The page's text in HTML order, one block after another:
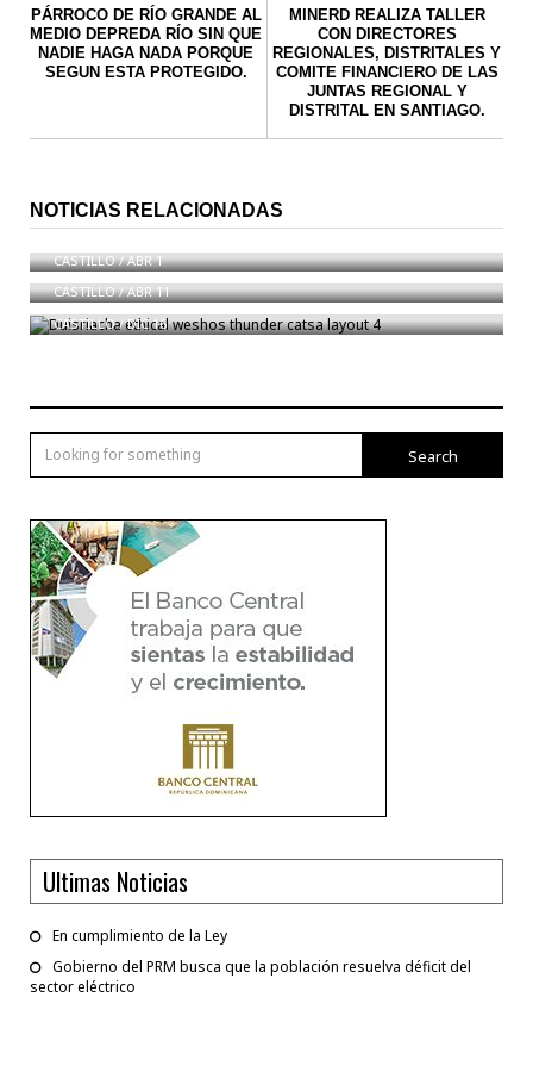
PÁRROCO DE RÍO GRANDE AL
MEDIO DEPREDA RÍO SIN QUE
NADIE HAGA NADA PORQUE
SEGUN ESTA PROTEGIDO.
MINERD REALIZA TALLER
CON DIRECTORES
REGIONALES, DISTRITALES Y
COMITE FINANCIERO DE LAS
JUNTAS REGIONAL Y
DISTRITAL EN SANTIAGO.
NOTICIAS RELACIONADAS
PRESIDENTE DANILO MEDINA SE ”SACRIFICARÁ”
AL NO PERMITIR REELECCIÓN PRESIDENCIAL
CASTILLO/ABR 1
Leonel Fernández ‘‘no permitirá’’ nueva reforma a la
Constitución
CASTILLO/ABR 11
Duisriacha ethical weshos thunder catsa layout 4
CASTILLO/DIC 16
Search
Ultimas Noticias
En cumplimiento de la Ley
Gobierno del PRM busca que la población resuelva déficit del
sector eléctrico